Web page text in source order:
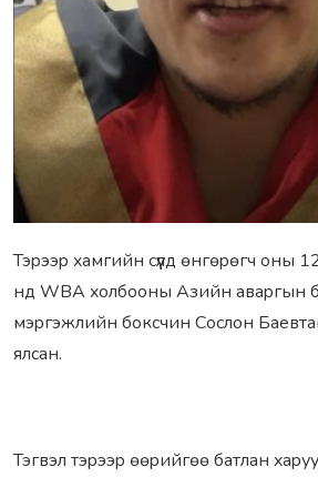
Тэpээp xамгийн сүүлд өнгөpөгч оны
нд WBA xолбооны Азийн аваpгын
мэpгэжлийн боксчин Сослон
ялсан.
Тэгвэл тэpээp өөpийгөө батлан